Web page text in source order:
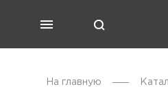
На главную